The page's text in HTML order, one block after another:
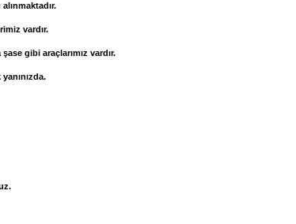
vardır.
gibi araçlarımız vardır.